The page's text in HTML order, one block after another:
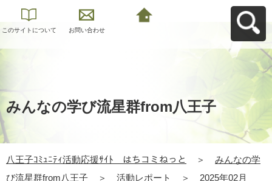
このサイトについて お問い合わせ
みんなの学び流星群from八王子
八王子ｺﾐｭﾆﾃｨ活動応援ｻｲﾄ はちコミねっと ＞
みんなの学
び流星群from八王子
＞ 活動レポート ＞ 2025年02月